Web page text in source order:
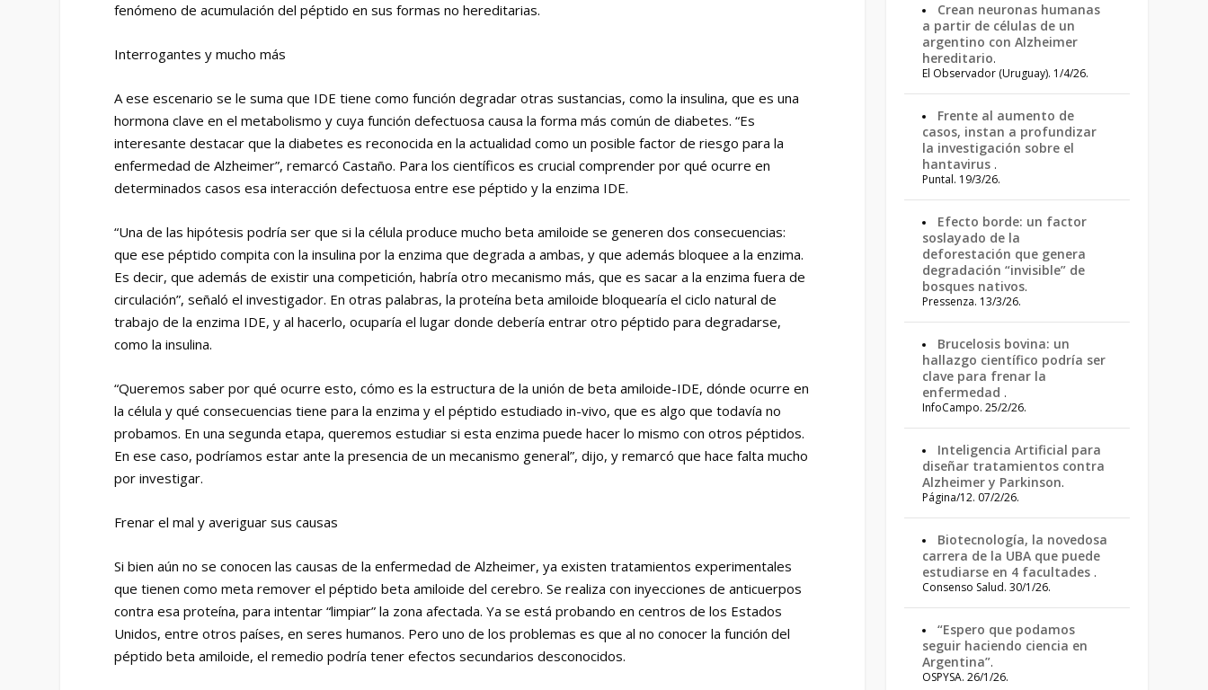
fenómeno de acumulación del péptido en sus formas no hereditarias.
Interrogantes y mucho más
A ese escenario se le suma que IDE tiene como función degradar otras sustancias, como la insulina, que es una
hormona clave en el metabolismo y cuya función defectuosa causa la forma más común de diabetes. “Es
interesante destacar que la diabetes es reconocida en la actualidad como un posible factor de riesgo para la
enfermedad de Alzheimer”, remarcó Castaño. Para los científicos es crucial comprender por qué ocurre en
determinados casos esa interacción defectuosa entre ese péptido y la enzima IDE.
“Una de las hipótesis podría ser que si la célula produce mucho beta amiloide se generen dos consecuencias:
que ese péptido compita con la insulina por la enzima que degrada a ambas, y que además bloquee a la enzima.
Es decir, que además de existir una competición, habría otro mecanismo más, que es sacar a la enzima fuera de
circulación”, señaló el investigador. En otras palabras, la proteína beta amiloide bloquearía el ciclo natural de
trabajo de la enzima IDE, y al hacerlo, ocuparía el lugar donde debería entrar otro péptido para degradarse,
como la insulina.
“Queremos saber por qué ocurre esto, cómo es la estructura de la unión de beta amiloide-IDE, dónde ocurre en
la célula y qué consecuencias tiene para la enzima y el péptido estudiado in-vivo, que es algo que todavía no
probamos. En una segunda etapa, queremos estudiar si esta enzima puede hacer lo mismo con otros péptidos.
En ese caso, podríamos estar ante la presencia de un mecanismo general”, dijo, y remarcó que hace falta mucho
por investigar.
Frenar el mal y averiguar sus causas
Si bien aún no se conocen las causas de la enfermedad de Alzheimer, ya existen tratamientos experimentales
que tienen como meta remover el péptido beta amiloide del cerebro. Se realiza con inyecciones de anticuerpos
contra esa proteína, para intentar “limpiar” la zona afectada. Ya se está probando en centros de los Estados
Unidos, entre otros países, en seres humanos. Pero uno de los problemas es que al no conocer la función del
péptido beta amiloide, el remedio podría tener efectos secundarios desconocidos.
Crean neuronas humanas
a partir de células de un
argentino con Alzheimer
hereditario.
El Observador (Uruguay). 1/4/26.
Frente al aumento de
casos, instan a profundizar
la investigación sobre el
hantavirus .
Puntal. 19/3/26.
Efecto borde: un factor
soslayado de la
deforestación que genera
degradación “invisible” de
bosques nativos.
Pressenza. 13/3/26.
Brucelosis bovina: un
hallazgo científico podría ser
clave para frenar la
enfermedad .
InfoCampo. 25/2/26.
Inteligencia Artificial para
diseñar tratamientos contra
Alzheimer y Parkinson.
Página/12. 07/2/26.
Biotecnología, la novedosa
carrera de la UBA que puede
estudiarse en 4 facultades .
Consenso Salud. 30/1/26.
“Espero que podamos
seguir haciendo ciencia en
Argentina”.
OSPYSA. 26/1/26.